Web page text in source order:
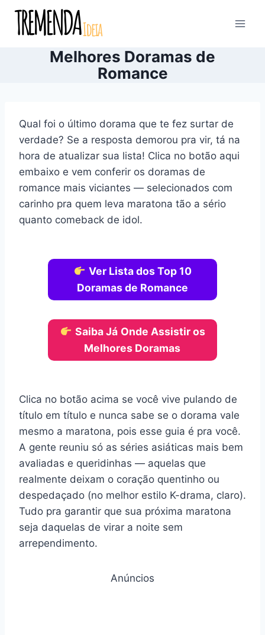
Pular
para
Melhores Doramas de
Romance
Qual foi o último dorama que te fez surtar de
verdade? Se a resposta demorou pra vir, tá na
hora de atualizar sua lista! Clica no botão aqui
embaixo e vem conferir os doramas de
romance mais viciantes — selecionados com
carinho pra quem leva maratona tão a sério
quanto comeback de idol.
Ver Lista dos Top 10
Doramas de Romance
Saiba Já Onde Assistir os
Melhores Doramas
Clica no botão acima se você vive pulando de
título em título e nunca sabe se o dorama vale
mesmo a maratona, pois esse guia é pra você.
A gente reuniu só as séries asiáticas mais bem
avaliadas e queridinhas — aquelas que
realmente deixam o coração quentinho ou
despedaçado (no melhor estilo K-drama, claro).
Tudo pra garantir que sua próxima maratona
seja daquelas de virar a noite sem
arrependimento.
Anúncios